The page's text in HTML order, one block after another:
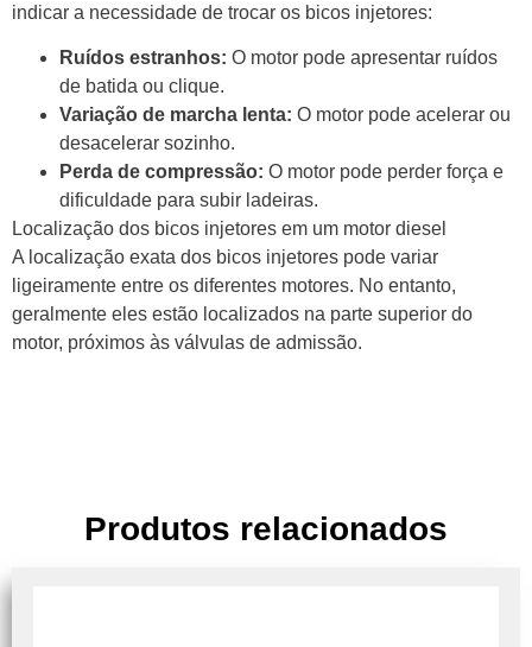
indicar a necessidade de trocar os bicos injetores:
Ruídos estranhos: O motor pode apresentar ruídos
de batida ou clique.
Variação de marcha lenta: O motor pode acelerar ou
desacelerar sozinho.
Perda de compressão: O motor pode perder força e
dificuldade para subir ladeiras.
Localização dos bicos injetores em um motor diesel
A localização exata dos bicos injetores pode variar
ligeiramente entre os diferentes motores. No entanto,
geralmente eles estão localizados na parte superior do
motor, próximos às válvulas de admissão.
Produtos relacionados